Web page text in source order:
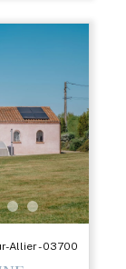
Allier - 03700